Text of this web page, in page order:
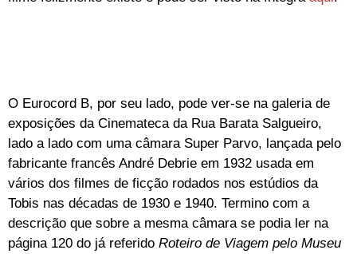
O Eurocord B, por seu lado, pode ver-se na galeria de
exposições da Cinemateca da Rua Barata Salgueiro,
lado a lado com uma câmara Super Parvo, lançada pelo
fabricante francês André Debrie em 1932 usada em
vários dos filmes de ficção rodados nos estúdios da
Tobis nas décadas de 1930 e 1940. Termino com a
descrição que sobre a mesma câmara se podia ler na
página 120 do já referido Roteiro de Viagem pelo Museu